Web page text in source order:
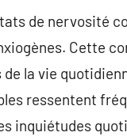
de nervosité
Cette
la vie
ressentent
inquiétudes